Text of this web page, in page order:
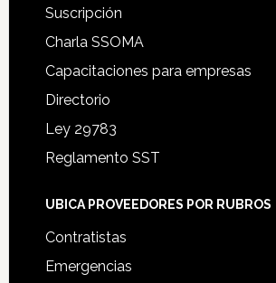
Suscripción
Charla SSOMA
Capacitaciones para empresas
Directorio
Ley 29783
Reglamento SST
UBICA PROVEEDORES POR RUBROS
Contratistas
Emergencias